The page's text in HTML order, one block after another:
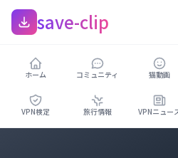
save-clip
ホーム コミュニティ 猫動画
VPN検定 旅行情報 VPNニュー